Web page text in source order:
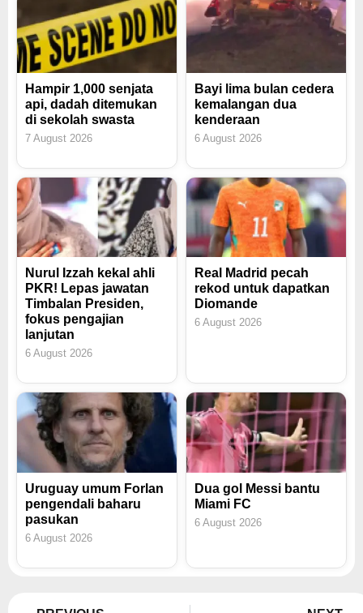
Hampir 1,000 senjata
api, dadah ditemukan
di sekolah swasta
7 August 2026
Bayi lima bulan cedera
kemalangan dua
kenderaan
6 August 2026
Nurul Izzah kekal ahli
PKR! Lepas jawatan
Timbalan Presiden,
fokus pengajian
lanjutan
6 August 2026
Real Madrid pecah
rekod untuk dapatkan
Diomande
6 August 2026
Uruguay umum Forlan
pengendali baharu
pasukan
6 August 2026
Dua gol Messi bantu
Miami FC
6 August 2026